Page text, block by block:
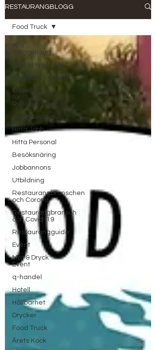
RESTAURANGBLOGG
Alla
Blogginlägg
Branschnyheter
Restaurangbransch
Erbjudande
för
Restauranger
Kassasystem
Hitta Jobb
Hitta Personal
Besöksnäring
Jobbannons
Utbildning
Restaurangbranschen
och Corona
Restaurangbransch
och Covid-19
Restaurangguide
Event
Mat & Dryck
Event
q-handel
Hotell
Hållbarhet
Drycker
Food Truck
Årets Kock
Food Truck